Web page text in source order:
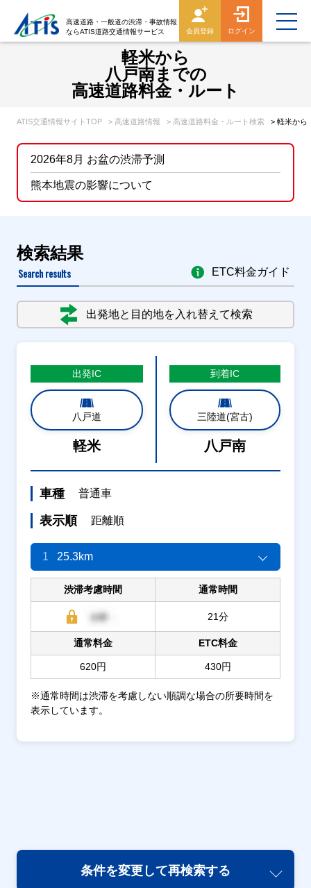
高速道路・一般道の渋滞・事故情報
ならATIS道路交通情報サービス
会員登録 ログイン
軽米から
八戸南までの
高速道路料金・ルート
ATIS交通情報サイトTOP > 高速道路情報 > 高速道路料金・ルート検索 > 軽米から
2026年8月 お盆の渋滞予測
熊本地震の影響について
検索結果
Search results
出発地と目的地を入れ替えて検索
ETC料金ガイド
出発IC
八戸道
軽米
到着IC
三陸道(宮古)
八戸南
車種 普通車
表示順 距離順
1 25.3km
渋滞考慮時間 通常時間
21分
通常料金
620円
ETC料金
430円
※通常時間は渋滞を考慮しない順調な場合の所要時間を
表示しています。
条件を変更して再検索する